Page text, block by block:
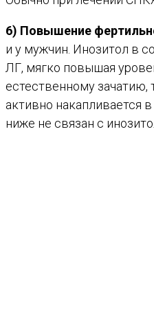
6) Повышение
и у мужчин. Инозитол в
ЛГ, мягко повышая
естественному
активно накапливается
ниже не связан с